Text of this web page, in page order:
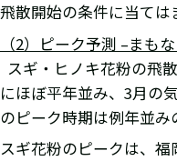
飛散開始の条件に当て
（2）ピーク予測 –まも
スギ・ヒノキ花粉の飛
にほぼ平年並み、3月の
のピーク時期は例年並み
スギ花粉のピークは、